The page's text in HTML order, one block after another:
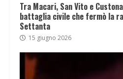
Tra Macari, San Vito e
battaglia civile che fermò la
Settanta
15 giugno 2026